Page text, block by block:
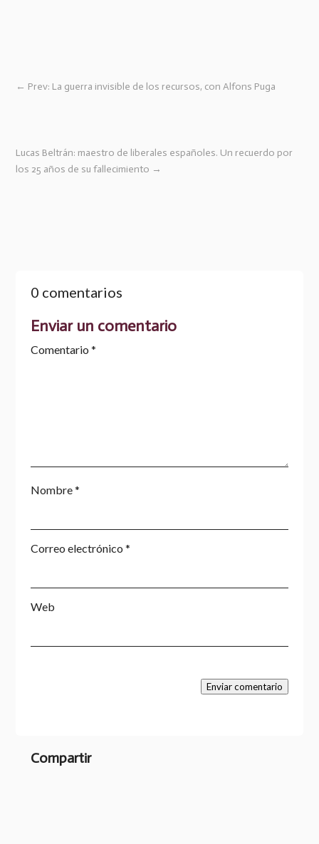
← Prev: La guerra invisible de los recursos, con Alfons Puga
Lucas Beltrán: maestro de liberales españoles. Un recuerdo por
los 25 años de su fallecimiento →
0 comentarios
Enviar un comentario
Comentario *
Nombre*
Correo electrónico *
Web
Enviar comentario
Compartir